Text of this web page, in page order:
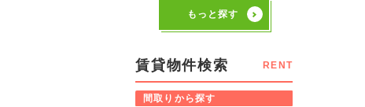
もっと探す
賃貸物件検索 RENT
間取りから探す